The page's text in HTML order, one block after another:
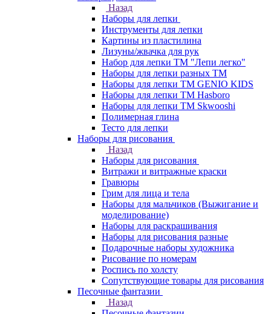
Назад
Наборы для лепки
Инструменты для лепки
Картины из пластилина
Лизуны/жвачка для рук
Набор для лепки ТМ "Лепи легко"
Наборы для лепки разных ТМ
Наборы для лепки ТМ GENIO KIDS
Наборы для лепки ТМ Hasboro
Наборы для лепки ТМ Skwooshi
Полимерная глина
Тесто для лепки
Наборы для рисования
Назад
Наборы для рисования
Витражи и витражные краски
Гравюры
Грим для лица и тела
Наборы для мальчиков (Выжигание и
моделирование)
Наборы для раскрашивания
Наборы для рисования разные
Подарочные наборы художника
Рисование по номерам
Роспись по холсту
Сопутствующие товары для рисования
Песочные фантазии
Назад